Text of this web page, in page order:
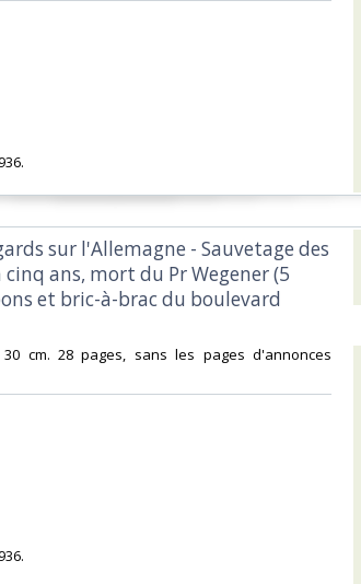
sur l'Allemagne - Sauvetage des
ans, mort du Pr Wegener (5
et bric-à-brac du boulevard
cm. 28 pages, sans les pages d'annonces